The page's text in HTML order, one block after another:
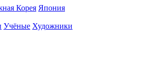
Корея Япония
Учёные Художники